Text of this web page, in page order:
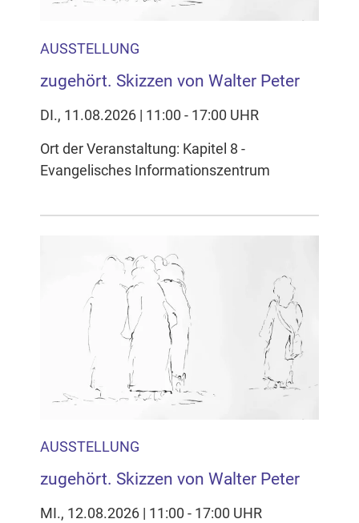
AUSSTELLUNG
zugehört. Skizzen von Walter Peter
DI., 11.08.2026 | 11:00 - 17:00 UHR
Ort der Veranstaltung: Kapitel 8 -
Evangelisches Informationszentrum
AUSSTELLUNG
zugehört. Skizzen von Walter Peter
MI., 12.08.2026 | 11:00 - 17:00 UHR